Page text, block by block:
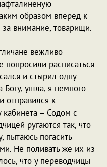
образом вперед к
внимание, товарищи.
вежливо
расписаться
и стырил одну
Богу, ушла, я немного
отправился к
– Содом с
ругаются так, что
пытаюсь погасить
Не поливать же их из
что у переводчицы